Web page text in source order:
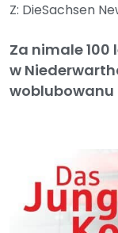
Z: DieSachsen
Za nimale
w
woblubowanu